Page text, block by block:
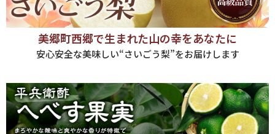
美郷町西郷で生まれた山の幸をあなたに
安心安全な美味しい“さいごう梨”をお届けします